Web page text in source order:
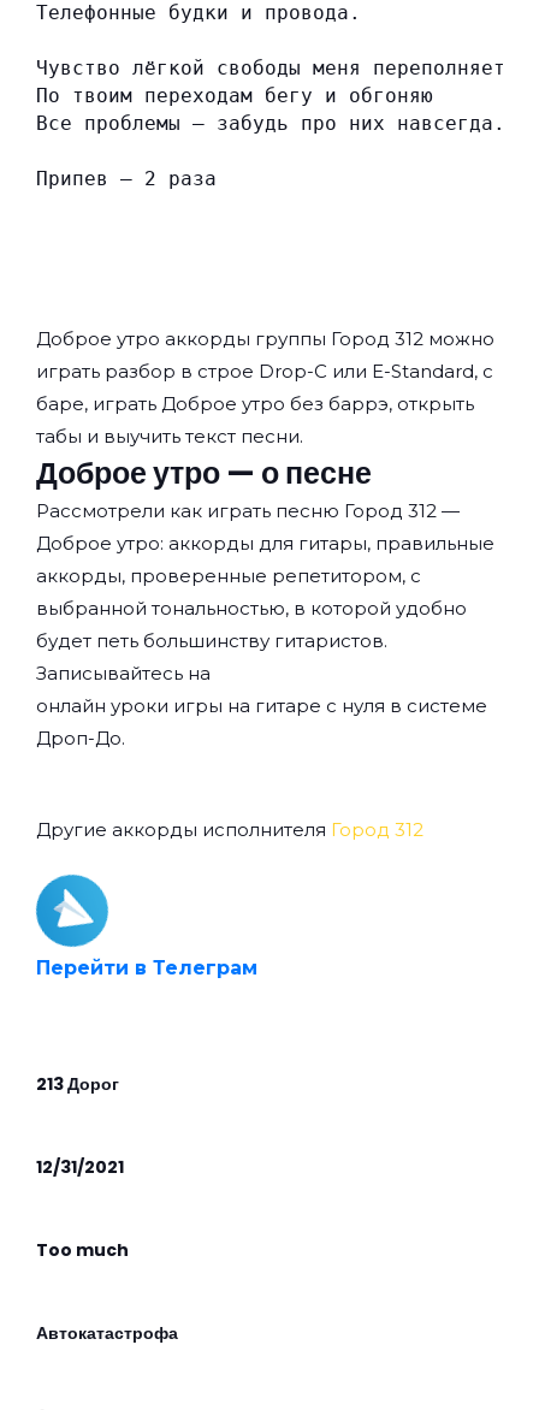
Телефонные будки и провода.
Чувство лёгкой свободы меня переполняет
По твоим переходам бегу и обгоняю
Все проблемы — забудь про них навсегда.
Припев — 2 раза
Доброе утро аккорды группы Город 312 можно
играть разбор в строе Drop-C или E-Standard, с
баре, играть Доброе утро без баррэ, открыть
табы и выучить текст песни.
Доброе утро — о песне
Рассмотрели как играть песню Город 312 —
Доброе утро: аккорды для гитары, правильные
аккорды, проверенные репетитором, с
выбранной тональностью, в которой удобно
будет петь большинству гитаристов.
Записывайтесь на
онлайн уроки игры на гитаре с нуля в системе
Дроп-До.
Другие аккорды исполнителя Город 312
Перейти в Телеграм
213 Дорог
12/31/2021
Too much
Автокатастрофа